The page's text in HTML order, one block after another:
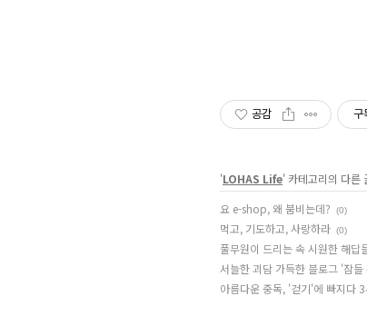
공감 구
'LOHAS Life' 카테고리의 다른
요 e-shop, 왜 붐비는데?
(0)
먹고, 기도하고, 사랑하라 (0)
풀무원이 드리는 속 시원한 해답
서늘한 괴담 가득한 블로그 '잠
아름다운 중독, '걷기'에 빠지다